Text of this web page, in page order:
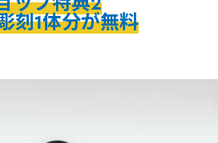
刻1体分が無料